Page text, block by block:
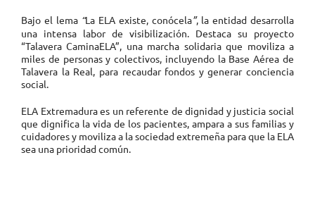
Bajo el lema “La ELA existe, conócela”, la entidad desarrolla
una intensa labor de visibilización. Destaca su proyecto
“Talavera CaminaELA”, una marcha solidaria que moviliza a
miles de personas y colectivos, incluyendo la Base Aérea de
Talavera la Real, para recaudar fondos y generar conciencia
social.
ELA Extremadura es un referente de dignidad y justicia social
que dignifica la vida de los pacientes, ampara a sus familias y
cuidadores y moviliza a la sociedad extremeña para que la ELA
sea una prioridad común.